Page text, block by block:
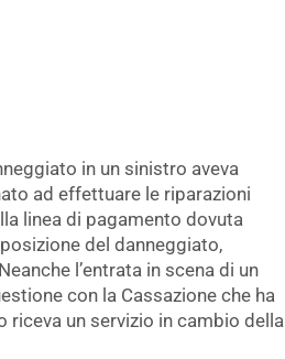
in un sinistro aveva
ad effettuare le riparazioni
linea di pagamento dovuta
del danneggiato,
l’entrata in scena di un
con la Cassazione che ha
riceva un servizio in cambio della